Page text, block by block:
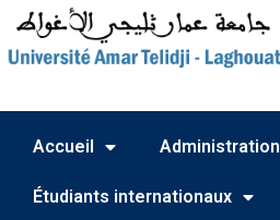
Accueil Administration
Étudiants internationaux